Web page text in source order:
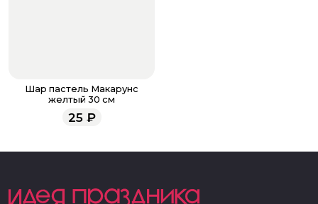
Шар пастель Макарунс
желтый 30 см
25₽